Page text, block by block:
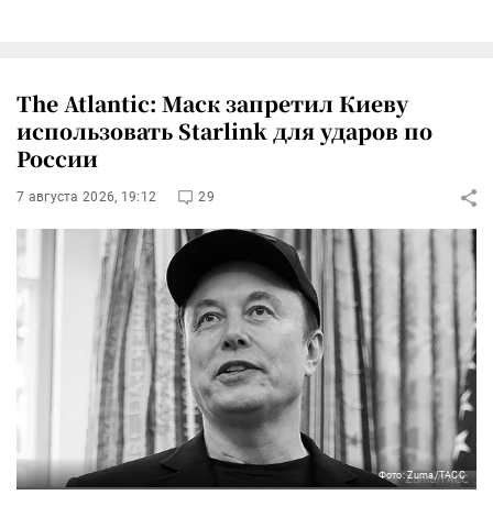
The Atlantic: Маск запретил Киеву
использовать Starlink для ударов по
России
7 августа 2026, 19:12 29
Фото: Zuma/ТАСС